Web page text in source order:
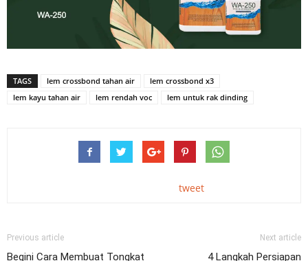
TAGS lem crossbond tahan air
lem crossbond x3
lem kayu tahan air
lem rendah voc lem untuk rak dinding
tweet
Previous article
Begini Cara Membuat Tongkat
Next article
4 Langkah Persiapan